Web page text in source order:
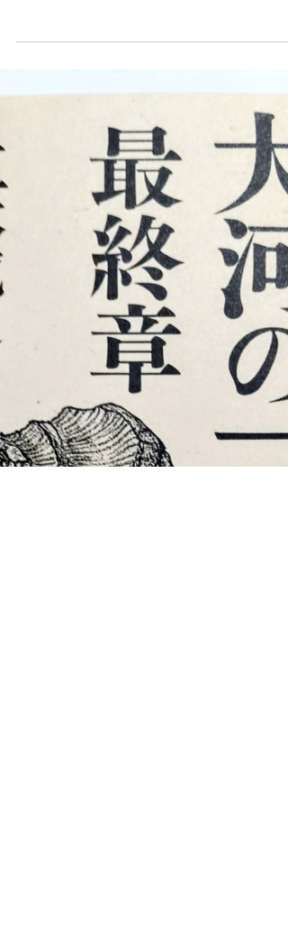
りになった王子さま〜
先日、ご門徒さんから寄贈されました。 正信偈の
前半 依経段（えきょうだん）を、一行ずつていね
いに、やさしい言葉で、 「絵ものがたり」として
仕上げています。 「遠いとおい昔、遠いとおい、
さとりの世界にひとりの王子がおりました」と、
ダルマーカラ（法蔵菩薩さま）が登場するシーン
から始まります。 市角壮玄さんの独特の味わいの
ある絵がふんわりと全体を包み込んでいます。 ぜ
ひ手にとって、ゆっくりとご覧下さいね。 文 浅
野執持 / 法蔵館１,３００円 税別